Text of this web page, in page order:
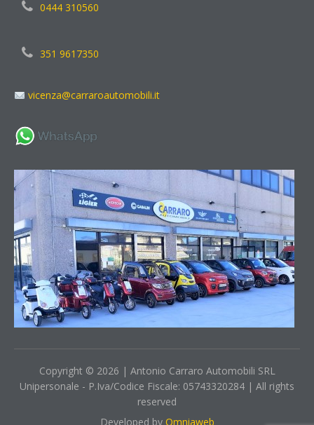
0444 310560
351 9617350
vicenza@carraroautomobili.it
Copyright © 2026 | Antonio Carraro Automobili SRL
Unipersonale - P.Iva/Codice Fiscale: 05743320284 | All rights
reserved
Developed by Omniaweb